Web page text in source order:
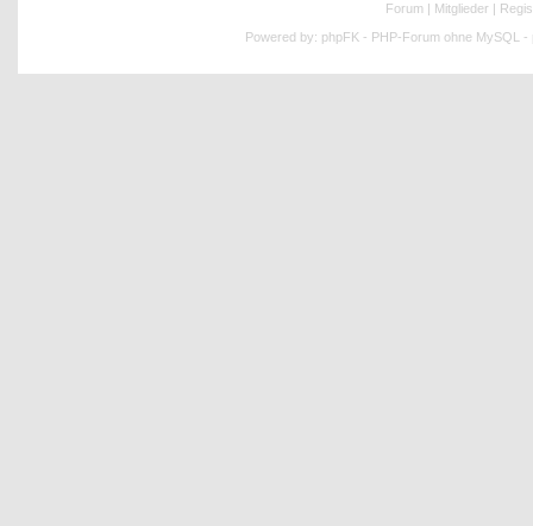
Forum Mitglieder
Powered by: phpFK - PHP-Forum ohne MySQL -